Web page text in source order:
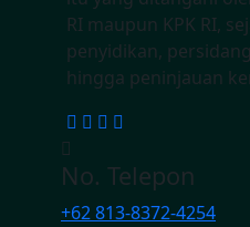
RI maupun KPK RI,
penyidikan,
hingga peninjauan
No. Telepon
+62 813-8372-4254